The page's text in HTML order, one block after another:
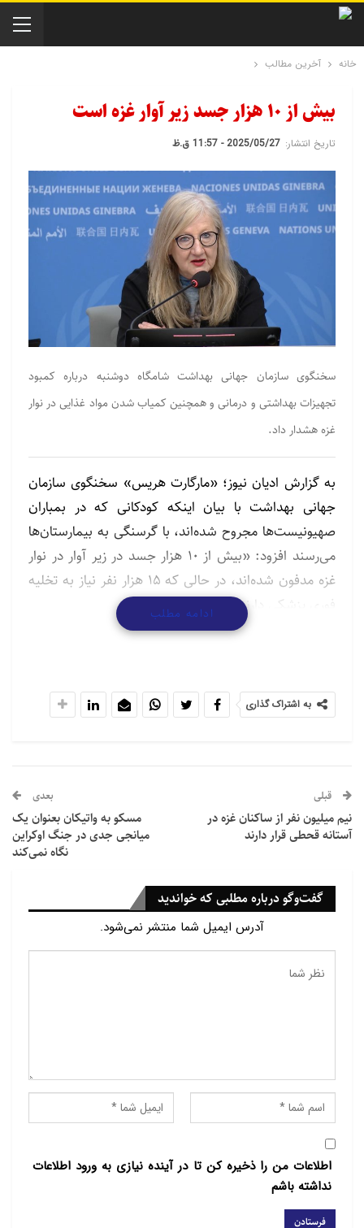
خانه آخرین مطالب
بیش از ۱۰ هزار جسد زیر آوار غزه است
تاریخ انتشار: 2025/05/27 - 11:57 ق.ظ
سخنگوی سازمان جهانی بهداشت شامگاه دوشنبه درباره کمبود
تجهیزات بهداشتی و درمانی و همچنین کمیاب شدن مواد غذایی در نوار
غزه هشدار داد.
به گزارش ادیان نیوز؛ «مارگارت هریس» سخنگوی سازمان
جهانی بهداشت با بیان اینکه کودکانی که در بمباران
صهیونیست‌ها مجروح شده‌اند، با گرسنگی به بیمارستان‌ها
می‌رسند افزود: «بیش از ۱۰ هزار جسد در زیر آوار در نوار
غزه مدفون شده‌اند، در حالی که ۱۵ هزار نفر نیاز به تخلیه
فوری پزشکی دارند».
هریس در مصاحبه با شبکه «الجزیره» گفت:
امکانات مواجه هستند. بیشتر ذخایر تجهیزات پزشکی در
نوار غزه به همراه ۴۲ درصد از داروهای ضروری، از جمله
مجروح شده‌اند، با گرسنگی به بیمارستان‌ها می‌رسند
افزود: «بیش از ۱۰ هزار جسد در زیر آوار در نوار غزه مدفون
شده‌اند، در حالی که ۱۵ هزار نفر نیاز به تخلیه فوری
ادامه مطلب
به اشتراک گذاری
قبلی
نیم میلیون نفر از ساکنان غزه در
آستانه قحطی قرار دارند
بعدی
مسکو به واتیکان بعنوان یک
میانجی جدی در جنگ اوکراین
نگاه نمی‌کند
گفت‌وگو درباره مطلبی که خواندید
آدرس ایمیل شما منتشر نمی‌شود.
اطلاعات من را ذخیره کن تا در آینده نیازی به ورود اطلاعات
نداشته باشم